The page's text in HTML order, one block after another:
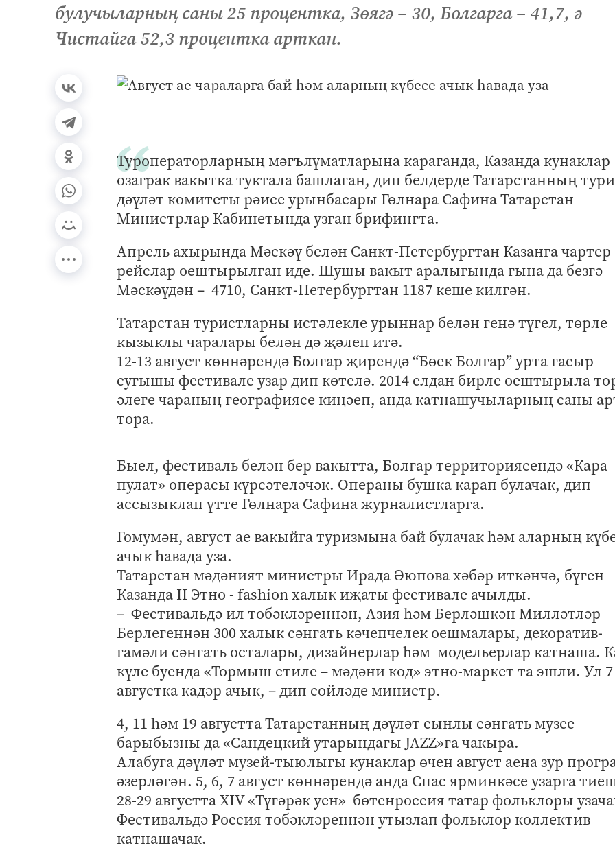
булучыларның саны 25 процентка, Зөягә – 30, Болгарга – 41,7, ә
Чистайга 52,3 процентка арткан.
Туроператорларның мәгълүматларына караганда, Казанда кунаклар
озаграк вакытка туктала башлаган, дип белдерде Татарстанның
дәүләт комитеты рәисе урынбасары Гөлнара Сафина Татарстан
Министрлар Кабинетында узган брифингта.
Апрель ахырында Мәскәү белән Санкт-Петербургтан Казанга чартер
рейслар оештырылган иде. Шушы вакыт аралыгында гына да безгә
Мәскәүдән – 4710, Санкт-Петербургтан 1187 кеше килгән.
Татарстан туристларны истәлекле урыннар белән генә түгел, төрле
кызыклы чаралары белән дә җәлеп итә.
12-13 август көннәрендә Болгар җирендә “Бөек Болгар” урта гасыр
сугышы фестивале узар дип көтелә. 2014 елдан бирле оештырыла
әлеге чараның географиясе киңәеп, анда катнашучыларның саны
тора.
Быел, фестиваль белән бер вакытта, Болгар территориясендә «Кара
пулат» операсы күрсәтеләчәк. Операны бушка карап булачак, дип
ассызыклап үтте Гөлнара Сафина журналистларга.
Гомумән, август ае вакыйга туризмына бай булачак һәм аларның
ачык һавада уза.
Татарстан мәдәният министры Ирада Әюпова хәбәр иткәнчә, бүген
Казанда II Этно - fashion халык иҗаты фестивале ачылды.
– Фестивальдә ил төбәкләреннән, Азия һәм Берләшкән Милләтләр
Берлегеннән 300 халык сәнгать кәчепчелек оешмалары, декоратив-
гамәли сәнгать осталары, дизайнерлар һәм модельерлар катнаша.
күле буенда «Тормыш стиле – мәдәни код» этно-маркет та эшли. Ул 7
августка кадәр ачык, – дип сөйләде министр.
4, 11 һәм 19 августта Татарстанның дәүләт сынлы сәнгать музее
барыбызны да «Сандецкий утарындагы JAZZ»га чакыра.
Алабуга дәүләт музей-тыюлыгы кунаклар өчен август аена зур
әзерләгән. 5, 6, 7 август көннәрендә анда Спас ярминкәсе узарга
28-29 августта XIV «Түгәрәк уен» бөтенроссия татар фольклоры
Фестивальдә Россия төбәкләреннән утызлап фольклор коллектив
катнашачак.